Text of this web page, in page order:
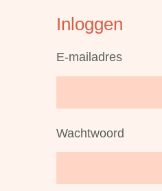
Inloggen
E-mailadres
Wachtwoord